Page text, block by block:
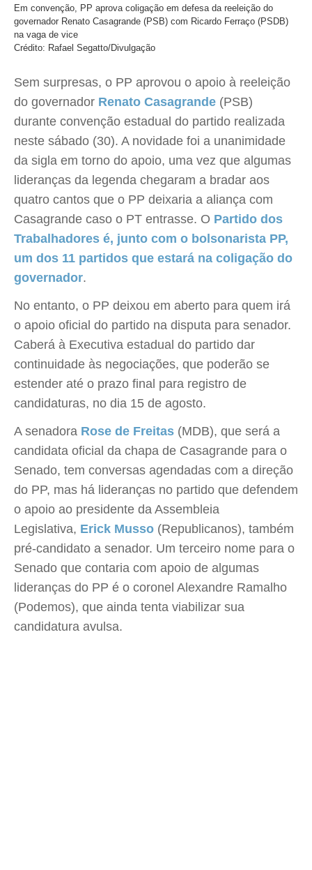
Em convenção, PP aprova coligação em defesa da reeleição do
governador Renato Casagrande (PSB) com Ricardo Ferraço (PSDB)
na vaga de vice
Crédito: Rafael Segatto/Divulgação
Sem surpresas, o PP aprovou o apoio à reeleição
do governador Renato Casagrande (PSB)
durante convenção estadual do partido realizada
neste sábado (30). A novidade foi a unanimidade
da sigla em torno do apoio, uma vez que algumas
lideranças da legenda chegaram a bradar aos
quatro cantos que o PP deixaria a aliança com
Casagrande caso o PT entrasse. O Partido dos
Trabalhadores é, junto com o bolsonarista PP,
um dos 11 partidos que estará na coligação do
governador.
No entanto, o PP deixou em aberto para quem irá
o apoio oficial do partido na disputa para senador.
Caberá à Executiva estadual do partido dar
continuidade às negociações, que poderão se
estender até o prazo final para registro de
candidaturas, no dia 15 de agosto.
A senadora Rose de Freitas (MDB), que será a
candidata oficial da chapa de Casagrande para o
Senado, tem conversas agendadas com a direção
do PP, mas há lideranças no partido que defendem
o apoio ao presidente da Assembleia
Legislativa, Erick Musso (Republicanos), também
pré-candidato a senador. Um terceiro nome para o
Senado que contaria com apoio de algumas
lideranças do PP é o coronel Alexandre Ramalho
(Podemos), que ainda tenta viabilizar sua
candidatura avulsa.